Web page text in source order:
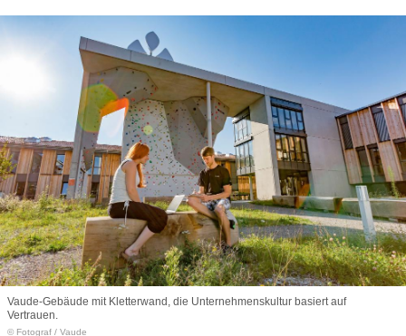
Vaude-Gebäude mit Kletterwand, die Unternehmenskultur basiert auf
Vertrauen.
© Fotograf / Vaude